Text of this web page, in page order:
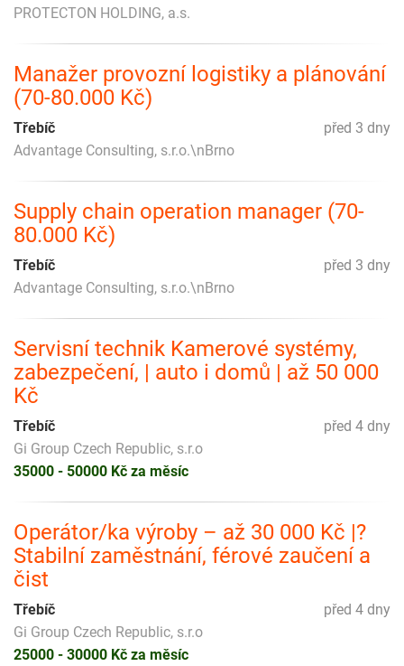
PROTECTON HOLDING, a.s.
Manažer provozní logistiky a plánování
(70-80.000 Kč)
před 3 dny
Třebíč
Advantage Consulting, s.r.o.\nBrno
Supply chain operation manager (70-
80.000 Kč)
před 3 dny
Třebíč
Advantage Consulting, s.r.o.\nBrno
Servisní technik Kamerové systémy,
zabezpečení, | auto i domů | až 50 000
Kč
před 4 dny
Třebíč
Gi Group Czech Republic, s.r.o
35000 - 50000 Kč za měsíc
Operátor/ka výroby – až 30 000 Kč |?
Stabilní zaměstnání, férové zaučení a
čist
před 4 dny
Třebíč
Gi Group Czech Republic, s.r.o
25000 - 30000 Kč za měsíc